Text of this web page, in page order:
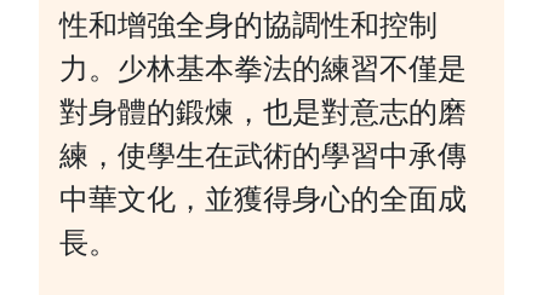
性和增強全身的協調性和控制
力。少林基本拳法的練習不僅是
對身體的鍛煉，也是對意志的磨
練，使學生在武術的學習中承傳
中華文化，並獲得身心的全面成
長。